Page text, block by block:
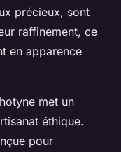
précieux, sont
raffinement, ce
en apparence
met un
éthique.
pour